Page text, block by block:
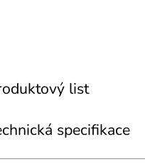
list
specifikace